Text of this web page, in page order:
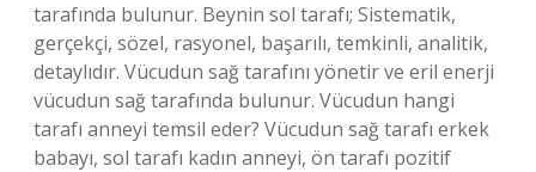
tarafında bulunur. Beynin sol tarafı; Sistematik,
gerçekçi, sözel, rasyonel, başarılı, temkinli, analitik,
detaylıdır. Vücudun sağ tarafını yönetir ve eril enerji
vücudun sağ tarafında bulunur. Vücudun hangi
tarafı anneyi temsil eder? Vücudun sağ tarafı erkek
babayı, sol tarafı kadın anneyi, ön tarafı pozitif